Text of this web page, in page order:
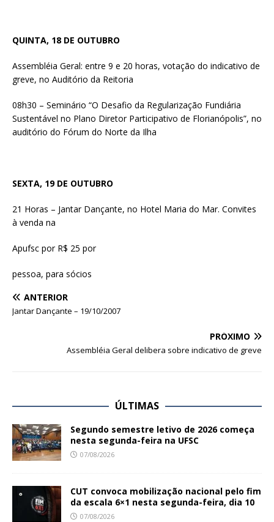
QUINTA, 18 DE OUTUBRO
Assembléia Geral: entre 9 e 20 horas, votação do indicativo de
greve, no Auditório da Reitoria
08h30 – Seminário “O Desafio da Regularização Fundiária
Sustentável no Plano Diretor Participativo de Florianópolis”, no
auditório do Fórum do Norte da Ilha
SEXTA, 19 DE OUTUBRO
21 Horas – Jantar Dançante, no Hotel Maria do Mar. Convites
à venda na
Apufsc por R$ 25 por
pessoa, para sócios
ANTERIOR
Jantar Dançante – 19/10/2007
PRÓXIMO
Assembléia Geral delibera sobre indicativo de greve
ÚLTIMAS
Segundo semestre letivo de 2026 começa
nesta segunda-feira na UFSC
07/08/2026
CUT convoca mobilização nacional pelo fim
da escala 6×1 nesta segunda-feira, dia 10
07/08/2026